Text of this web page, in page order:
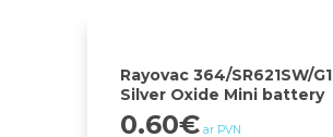
Rayovac 364/SR621SW/G1
Silver Oxide Mini battery
0.60€ ar PVN